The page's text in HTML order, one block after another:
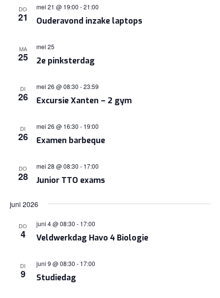
DO
21 Ouderavond inzake laptops
mei 21 @ 19:00 -21:00
MA
25 2e pinksterdag
mei 25
DI
26 Excursie Xanten – 2 gym
mei 26 @ 08:30 -23:59
DI
26 Examen barbeque
mei 26 @ 16:30 - 19:00
DO
28 Junior TTO exams
mei 28 @ 08:30 - 17:00
juni 2026
DO
4 Veldwerkdag Havo 4 Biologie
juni 4 @ 08:30 - 17:00
DI
9 Studiedag
juni 9 @ 08:30 - 17:00